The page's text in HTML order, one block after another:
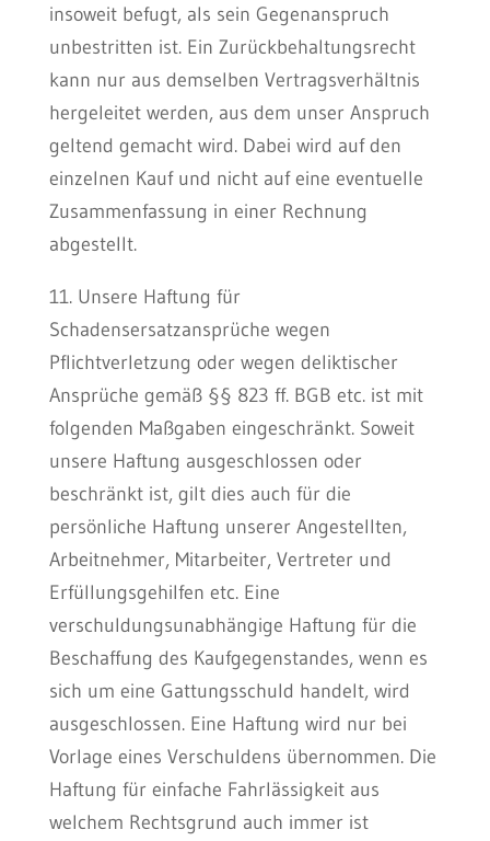
insoweit befugt, als sein Gegenanspruch
unbestritten ist. Ein Zurückbehaltungsrecht
kann nur aus demselben Vertragsverhältnis
hergeleitet werden, aus dem unser Anspruch
geltend gemacht wird. Dabei wird auf den
einzelnen Kauf und nicht auf eine eventuelle
Zusammenfassung in einer Rechnung
abgestellt.
11. Unsere Haftung für
Schadensersatzansprüche wegen
Pflichtverletzung oder wegen deliktischer
Ansprüche gemäß §§ 823 ff. BGB etc. ist mit
folgenden Maßgaben eingeschränkt. Soweit
unsere Haftung ausgeschlossen oder
beschränkt ist, gilt dies auch für die
persönliche Haftung unserer Angestellten,
Arbeitnehmer, Mitarbeiter, Vertreter und
Erfüllungsgehilfen etc. Eine
verschuldungsunabhängige Haftung für die
Beschaffung des Kaufgegenstandes, wenn es
sich um eine Gattungsschuld handelt, wird
ausgeschlossen. Eine Haftung wird nur bei
Vorlage eines Verschuldens übernommen. Die
Haftung für einfache Fahrlässigkeit aus
welchem Rechtsgrund auch immer ist